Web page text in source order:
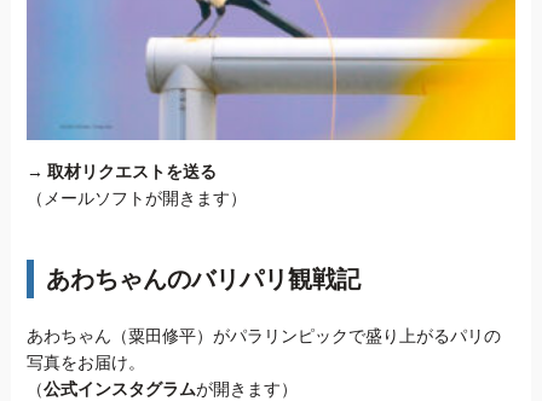
→ 取材リクエストを送る
（メールソフトが開きます）
あわちゃんのバリパリ観戦記
あわちゃん（粟田修平）がパラリンピックで盛り上がるパリの
写真をお届け。
（公式インスタグラムが開きます）